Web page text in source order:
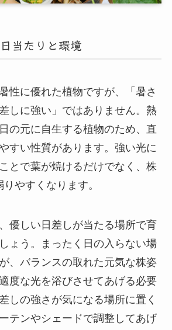
日当たりと環境
性に優れた植物ですが、「暑さ
しに強い」ではありません。熱
の元に自生する植物のため、直
すい性質があります。強い光に
とで葉が焼けるだけでなく、株
りやすくなります。
優しい日差しが当たる場所で育
ょう。まったく日の入らない場
、バランスの取れた元気な株姿
度な光を浴びさせてあげる必要
しの強さが気になる場所に置く
テンやシェードで調整してあげ